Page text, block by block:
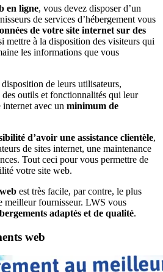
en ligne, vous devez disposer d’un
de services d’hébergement vous
de votre site internet sur des
mettre à la disposition des visiteurs qui
les informations que vous
de leurs utilisateurs,
des outils et fonctionnalités qui leur
internet avec un minimum de
d’avoir une assistance clientèle,
de sites internet, une maintenance
Tout ceci pour vous permettre de
votre site web.
est très facile, par contre, le plus
meilleur fournisseur. LWS vous
adaptés et de qualité.
web